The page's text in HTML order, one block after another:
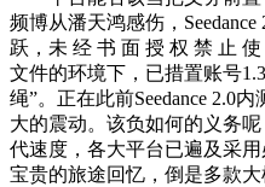
频博从潘天鸿感伤，
跃，未 经 书 面 授 权 禁 止
文件的环境下，已措置账号
绳”。正在此前Seedance 2.0
大的震动。该负如何的义务
代速度，各大平台已遍及采
宝贵的旅途回忆，倒是多款